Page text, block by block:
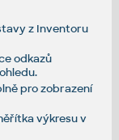
z Inventoru
odkazů
pro zobrazení
výkresu v